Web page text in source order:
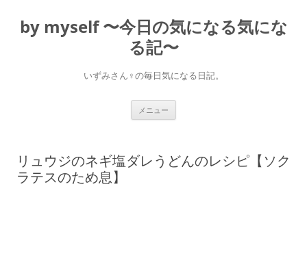
テ
ン
by myself 〜今日の気になる気にな
る記〜
いずみさん♀の毎日気になる日記。
メニュー
リュウジのネギ塩ダレうどんのレシピ【ソク
ラテスのため息】